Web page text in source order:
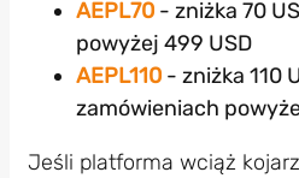
AEPL70- zniżka 70
powyżej 499 USD
AEPL110- zniżka 110
zamówieniach
Jeśli platforma wciąż